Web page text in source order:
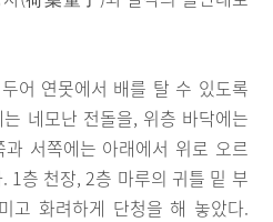
어 연못에서 배를 탈 수 있도록
네모난 전돌을, 위층 바닥에는
서쪽에는 아래에서 위로 오르
1층 천장, 2층 마루의 귀틀 밑 부
고 화려하게 단청을 해 놓았다.